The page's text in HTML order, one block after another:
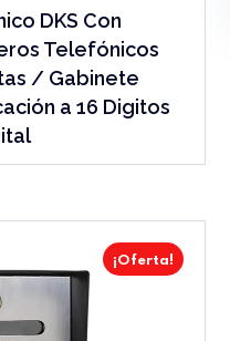
DKS Con
Telefónicos
/ Gabinete
a 16 Digitos
¡Oferta!